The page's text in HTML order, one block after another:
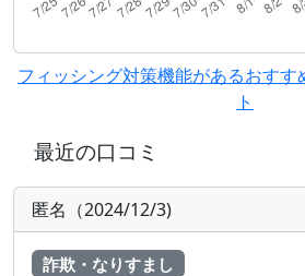
フィッシング対策機能があるおすす
ト
最近の口コミ
匿名（2024/12/3)
詐欺・なりすまし